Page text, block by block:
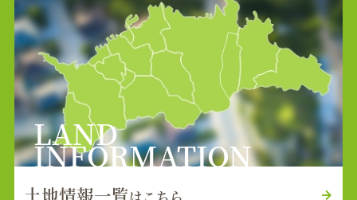
LAND
INFORMATION
土地情報一覧